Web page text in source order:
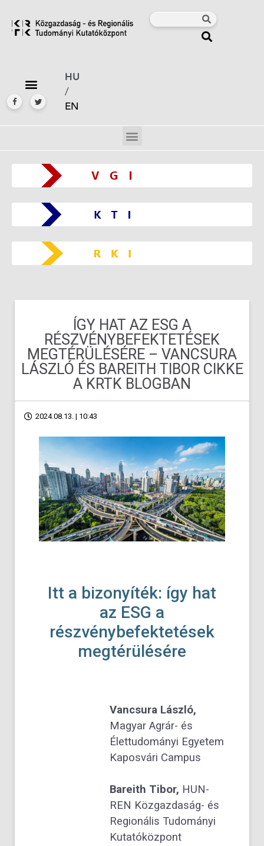
HU
/
EN
ÍGY HAT AZ ESG A
RÉSZVÉNYBEFEKTETÉSEK
MEGTÉRÜLÉSÉRE – VANCSURA
LÁSZLÓ ÉS BAREITH TIBOR CIKKE
A KRTK BLOGBAN
2024.08.13. | 10:43
Itt a bizonyíték: így hat
az ESG a
részvénybefektetések
megtérülésére
Vancsura László,
Magyar Agrár- és
Élettudományi Egyetem
Kaposvári Campus
Bareith Tibor, HUN-
REN Közgazdaság- és
Regionális Tudományi
Kutatóközpont